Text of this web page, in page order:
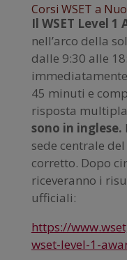
Corsi WSET a
Il WSET Level 1
nell’arco della
dalle 9:30 alle
45 minuti e
risposta
sono in inglese.
sede centrale
corretto. Dopo
riceveranno i
ufficiali:
https://
wset-level-1-